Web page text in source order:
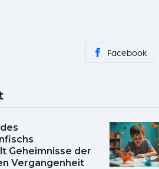
Facebook
Geheimnisse der
Vergangenheit